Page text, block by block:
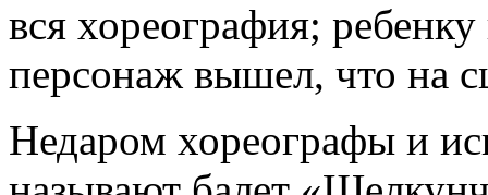
вся хореография;
персонаж вышел, что на
Недаром хореографы и